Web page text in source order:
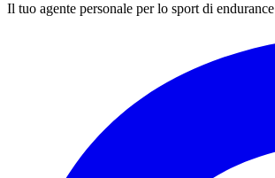
Il tuo agente personale per lo sport di endurance